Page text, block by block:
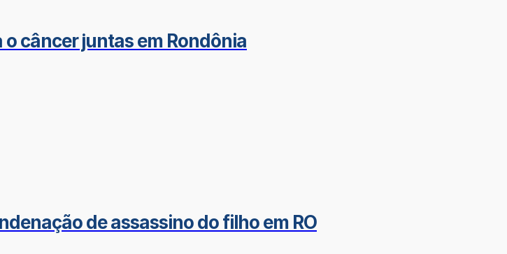
câncer juntas em Rondônia
de assassino do filho em RO